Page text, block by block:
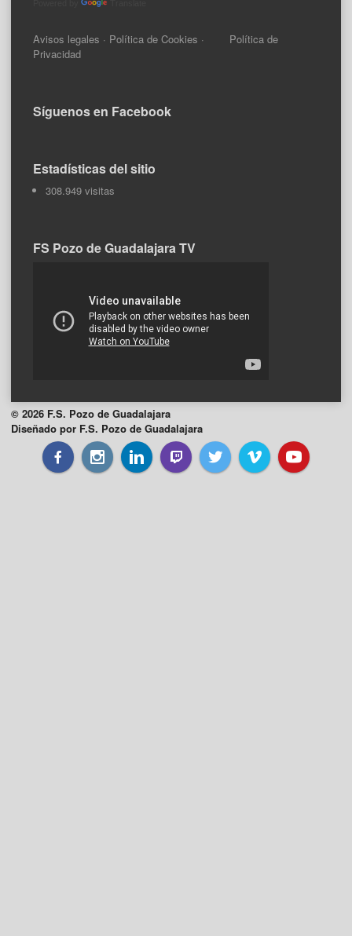
Avisos legales · Política de Cookies · Política de
Privacidad
Síguenos en Facebook
Estadísticas del sitio
308.949 visitas
FS Pozo de Guadalajara TV
© 2026 F.S. Pozo de Guadalajara
Diseñado por F.S. Pozo de Guadalajara